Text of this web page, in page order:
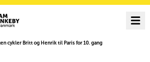
cykler Britt og Henrik til Paris for 10. gang